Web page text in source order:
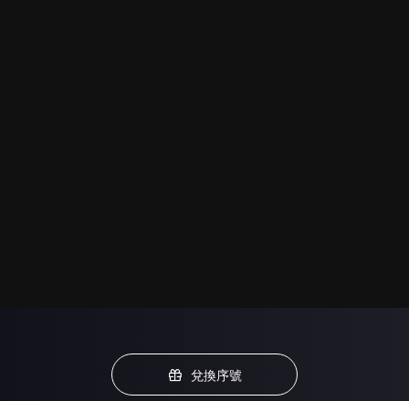
兌換序號